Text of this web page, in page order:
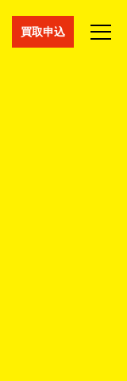
買取申込
通販サイト